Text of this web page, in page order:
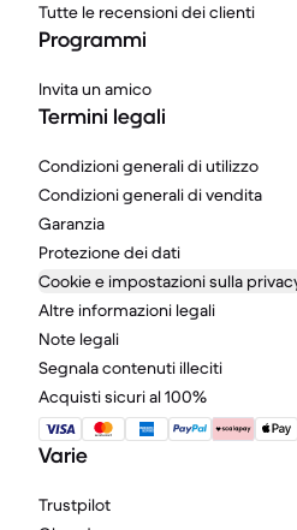
Tutte le recensioni dei clienti
Programmi
Invita un amico
Termini legali
Condizioni generali di utilizzo
Condizioni generali di vendita
Garanzia
Protezione dei dati
Cookie e impostazioni sulla
Altre informazioni legali
Note legali
Segnala contenuti illeciti
Acquisti sicuri al 100%
Varie
Trustpilot